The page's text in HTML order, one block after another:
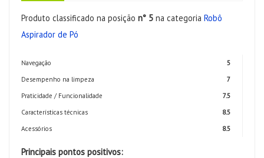
Produto classificado na posição n° 5 na categoria Robô
Aspirador de Pó
Navegação
5
Desempenho na limpeza
7
Praticidade / Funcionalidade
7.5
Características técnicas
8.5
Acessórios
8.5
Principais pontos positivos: